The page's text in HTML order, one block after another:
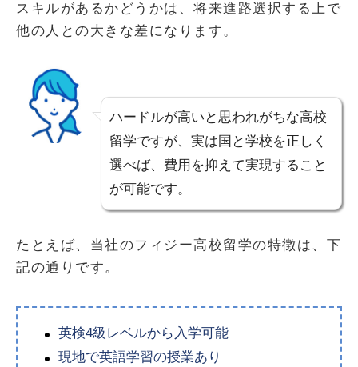
スキルがあるかどうかは、将来進路選択する上で
他の人との大きな差になります。
ハードルが高いと思われがちな高校
留学ですが、実は国と学校を正しく
選べば、費用を抑えて実現すること
が可能です。
たとえば、当社のフィジー高校留学の特徴は、下
記の通りです。
英検4級レベルから入学可能
現地で英語学習の授業あり